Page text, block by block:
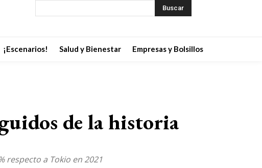
Buscar
¡Escenarios! Salud y Bienestar Empresas y Bolsillos
de la historia
respecto a Tokio en 2021